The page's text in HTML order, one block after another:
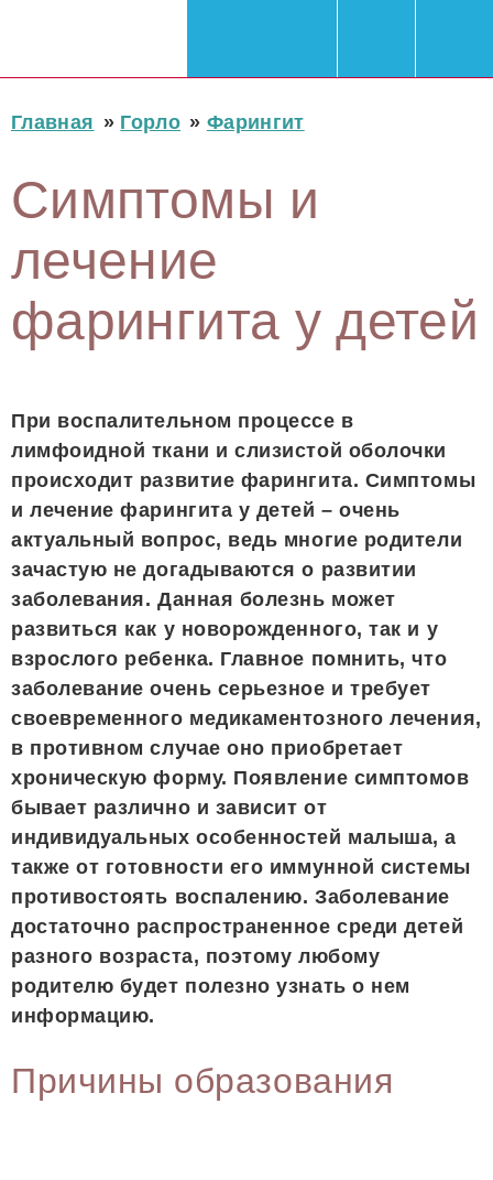
Главная » Горло » Фарингит
Симптомы и
лечение
фарингита у детей
При воспалительном процессе в
лимфоидной ткани и слизистой оболочки
происходит развитие фарингита. Симптомы
и лечение фарингита у детей – очень
актуальный вопрос, ведь многие родители
зачастую не догадываются о развитии
заболевания. Данная болезнь может
развиться как у новорожденного, так и у
взрослого ребенка. Главное помнить, что
заболевание очень серьезное и требует
своевременного медикаментозного лечения,
в противном случае оно приобретает
хроническую форму. Появление симптомов
бывает различно и зависит от
индивидуальных особенностей малыша, а
также от готовности его иммунной системы
противостоять воспалению. Заболевание
достаточно распространенное среди детей
разного возраста, поэтому любому
родителю будет полезно узнать о нем
информацию.
Причины образования